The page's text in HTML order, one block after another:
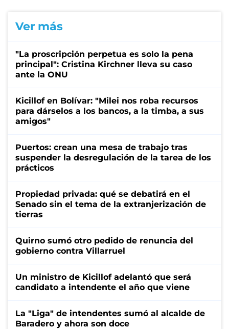
Ver más
"La proscripción perpetua es solo la pena
principal": Cristina Kirchner lleva su caso
ante la ONU
Kicillof en Bolívar: "Milei nos roba recursos
para dárselos a los bancos, a la timba, a sus
amigos"
Puertos: crean una mesa de trabajo tras
suspender la desregulación de la tarea de los
prácticos
Propiedad privada: qué se debatirá en el
Senado sin el tema de la extranjerización de
tierras
Quirno sumó otro pedido de renuncia del
gobierno contra Villarruel
Un ministro de Kicillof adelantó que será
candidato a intendente el año que viene
La "Liga" de intendentes sumó al alcalde de
Baradero y ahora son doce